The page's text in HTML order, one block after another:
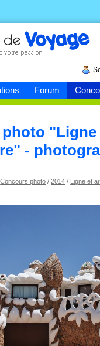
Forum
"Ligne
-
Concours photo /2014 / Ligne et